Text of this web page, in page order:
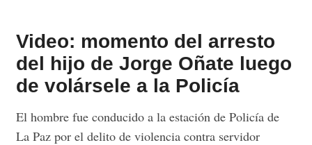
Video: momento del arresto
del hijo de Jorge Oñate luego
de volársele a la Policía
El hombre fue conducido a la estación de Policía de
La Paz por el delito de violencia contra servidor